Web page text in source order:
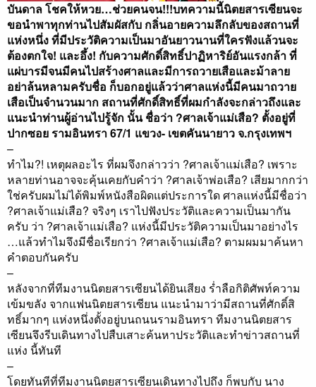
บันดาล โชคให้หวย…ช่วยคนจน!!!บทความนี้นิตยสารเซียนจะ
ขอนำพาทุกท่านไปสัมผัสกับ กลิ่นอายความลึกลับของสถานที่
แห่งหนึ่ง ที่มีประวัติความเป็นมาอันยาวนานที่ใครฟังแล้วนจะ
ต้องตกใจ! และอึ้ง! กับความศักดิ์สิทธิ์ปาฏิหาริย์อันแรงกล้า ที่
แผ่บารมีจนมีคนไปสร้างศาลและมีการถวายเสือและม้าลาย
อย่าล้นหลามครับชื่อ ก็บอกอยู่แล้วว่าศาลแห่งนี้มีคนมาถวาย
เสือเป็นจำนวนมาก สถานที่ศักดิ์สิทธิ์ที่ผมกำลังจะกล่าวถึงและ
แนะนำท่านผู้อ่านไปรู้จัก นั้น ชื่อว่า ?ศาลเจ้าแม่เสือ? ตั้งอยู่ที่
ปากซอย รามอินทรา 67/1 แขวง- เขตคันนายาว จ.กรุงเทพฯ
–
ทำไม?! เหตุผลอะไร ที่ผมจึงกล่าวว่า ?ศาลเจ้าแม่เสือ? เพราะ
หลายท่านอาจจะคุ้นเคยกับคำว่า ?ศาลเจ้าพ่อเสือ? เสียมากกว่า
ใช่ครับผมไม่ได้พิมพ์หนังสือผิดแต่ประการใด ศาลแห่งนี้มีชื่อว่า
?ศาลเจ้าแม่เสือ? จริงๆ เราไปฟังประวัติและความเป็นมากัน
ครับ ว่า ?ศาลเจ้าแม่เสือ? แห่งนี้มีประวัติความเป็นมาอย่างไร
…แล้วทำไมจึงมีชื่อเรียกว่า ?ศาลเจ้าแม่เสือ? ตามผมมาค้นหา
คำตอบกันครับ
–
หลังจากที่ทีมงานนิตยสารเซียนได้ยินเสียง ร่ำลือกิติศัพท์ความ
เข้มขลัง จากแฟนนิตยสารเซียน แนะนำมาว่ามีสถานที่ศักดิ์สิ
ทธิ์มากๆ แห่งหนึ่งตั้งอยู่บนถนนรามอินทรา ทีมงานนิตยสาร
เซียนจึงรีบเดินทางไปสืบเสาะค้นหาประวัติและทำข่าวสถานที่
แห่ง นี้ทันที
–
โดยทันทีที่ทีมงานนิตยสารเซียนเดินทางไปถึง ก็พบกับ นาง